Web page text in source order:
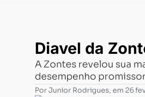
Diavel da
A Zontes revelou sua
desempenho
PorJunior Rodrigues, em 26